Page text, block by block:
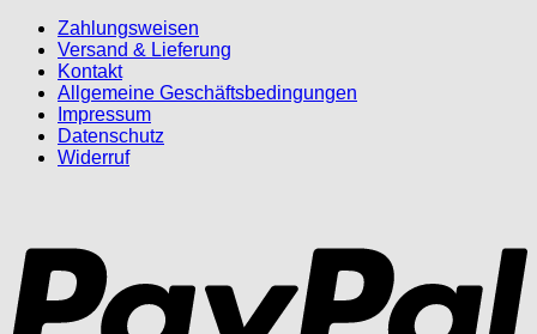
Zahlungsweisen
Versand & Lieferung
Kontakt
Allgemeine Geschäftsbedingungen
Impressum
Datenschutz
Widerruf